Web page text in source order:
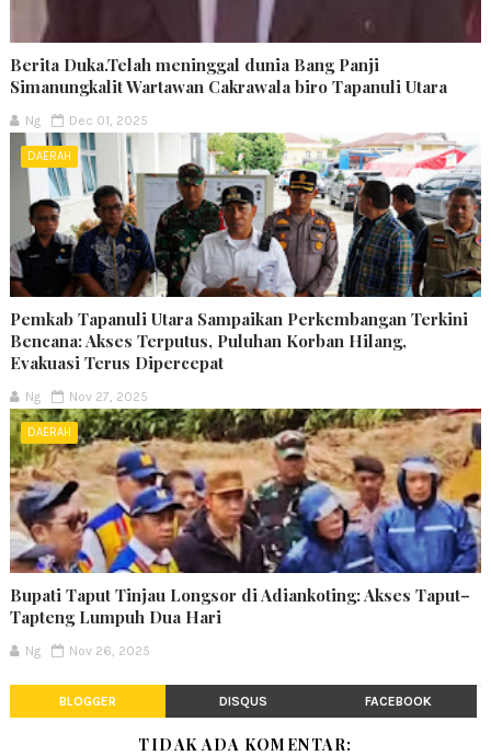
Berita Duka.Telah meninggal dunia Bang Panji
Simanungkalit Wartawan Cakrawala biro Tapanuli Utara
Ng Dec 01, 2025
DAERAH
Pemkab Tapanuli Utara Sampaikan Perkembangan Terkini
Bencana: Akses Terputus, Puluhan Korban Hilang,
Evakuasi Terus Dipercepat
Ng Nov 27, 2025
DAERAH
Bupati Taput Tinjau Longsor di Adiankoting: Akses Taput–
Tapteng Lumpuh Dua Hari
Ng Nov 26, 2025
BLOGGER DISQUS FACEBOOK
TIDAK ADA KOMENTAR: